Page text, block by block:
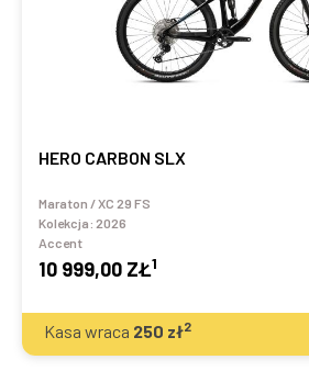
HERO CARBON SLX
Maraton / XC 29 FS
Kolekcja: 2026
Accent
10 999,00 ZŁ1
Kasa wraca 250 zł2